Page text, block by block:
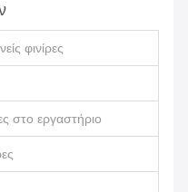
φινίρες
στο εργαστήριο